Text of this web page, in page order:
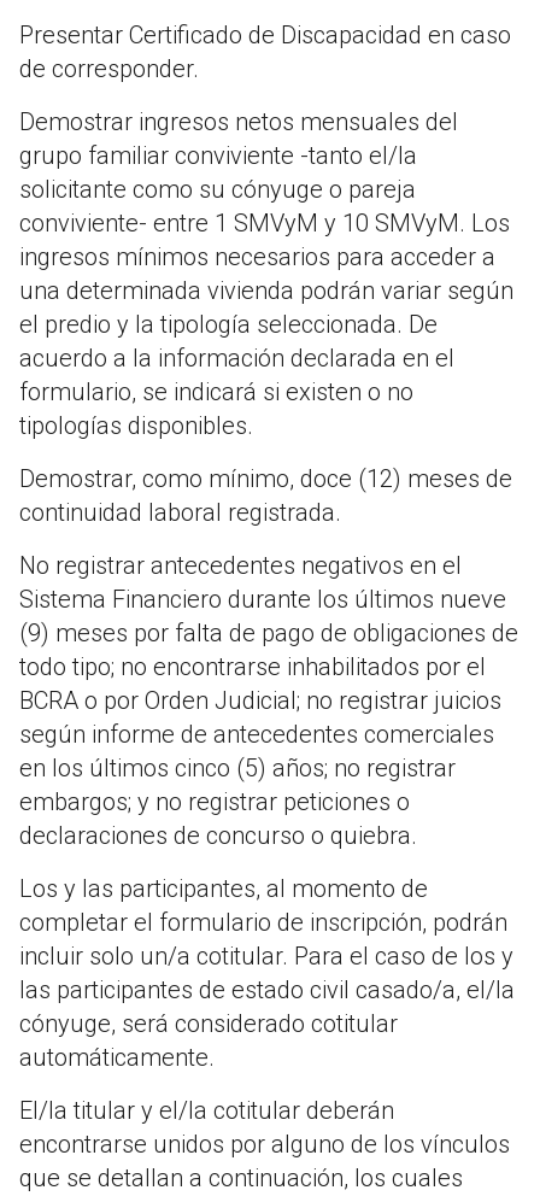
Presentar Certificado de Discapacidad en caso
de corresponder.
Demostrar ingresos netos mensuales del
grupo familiar conviviente -tanto el/la
solicitante como su cónyuge o pareja
conviviente- entre 1 SMVyM y 10 SMVyM. Los
ingresos mínimos necesarios para acceder a
una determinada vivienda podrán variar según
el predio y la tipología seleccionada. De
acuerdo a la información declarada en el
formulario, se indicará si existen o no
tipologías disponibles.
Demostrar, como mínimo, doce (12) meses de
continuidad laboral registrada.
No registrar antecedentes negativos en el
Sistema Financiero durante los últimos nueve
(9) meses por falta de pago de obligaciones de
todo tipo; no encontrarse inhabilitados por el
BCRA o por Orden Judicial; no registrar juicios
según informe de antecedentes comerciales
en los últimos cinco (5) años; no registrar
embargos; y no registrar peticiones o
declaraciones de concurso o quiebra.
Los y las participantes, al momento de
completar el formulario de inscripción, podrán
incluir solo un/a cotitular. Para el caso de los y
las participantes de estado civil casado/a, el/la
cónyuge, será considerado cotitular
automáticamente.
El/la titular y el/la cotitular deberán
encontrarse unidos por alguno de los vínculos
que se detallan a continuación, los cuales